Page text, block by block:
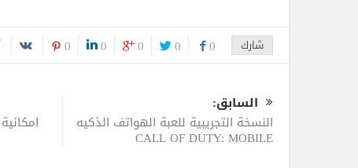
شارك 0
0
0
0
0
السابق:
النسخة التجريبية للعبة الهواتف الذكيه
CALL OF DUTY: MOBILE